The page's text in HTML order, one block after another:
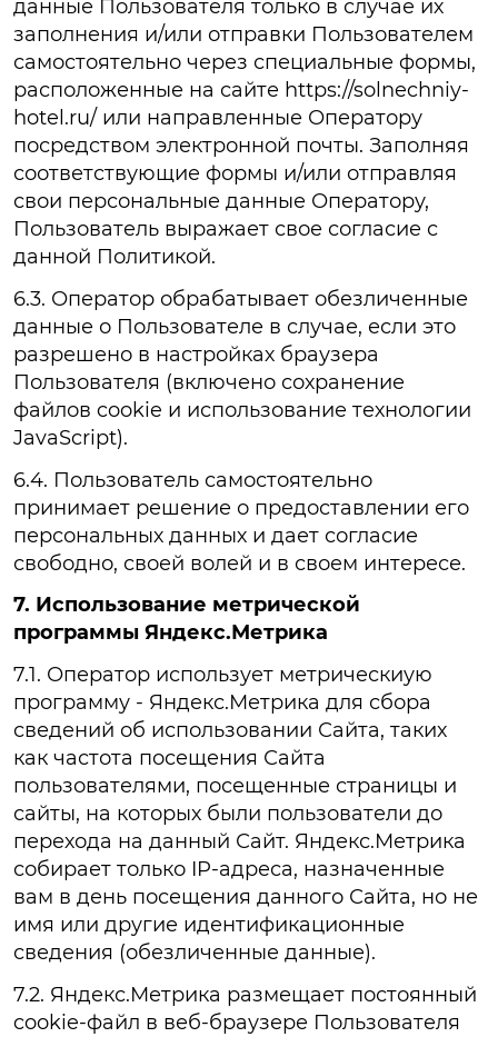
данные Пользователя только в случае их
заполнения и/или отправки Пользователем
самостоятельно через специальные формы,
расположенные на сайте https://solnechniy-
hotel.ru/ или направленные Оператору
посредством электронной почты. Заполняя
соответствующие формы и/или отправляя
свои персональные данные Оператору,
Пользователь выражает свое согласие с
данной Политикой.
6.3. Оператор обрабатывает обезличенные
данные о Пользователе в случае, если это
разрешено в настройках браузера
Пользователя (включено сохранение
файлов cookie и использование технологии
JavaScript).
6.4. Пользователь самостоятельно
принимает решение о предоставлении его
персональных данных и дает согласие
свободно, своей волей и в своем интересе.
7. Использование метрической
программы Яндекс.Метрика
7.1. Оператор использует метрическиую
программу - Яндекс.Метрика для сбора
сведений об использовании Сайта, таких
как частота посещения Сайта
пользователями, посещенные страницы и
сайты, на которых были пользователи до
перехода на данный Сайт. Яндекс.Метрика
собирает только IP-адреса, назначенные
вам в день посещения данного Сайта, но не
имя или другие идентификационные
сведения (обезличенные данные).
7.2. Яндекс.Метрика размещает постоянный
cookie-файл в веб-браузере Пользователя